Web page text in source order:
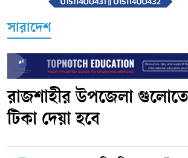
সারাদেশ
রাজশাহীর উপজেলা গুলোতে
টিকা দেয়া হবে